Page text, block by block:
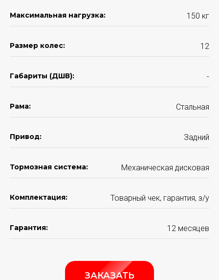
Максимальная нагрузка: 150 кг
Размер колес: 12
Габариты (ДШВ): -
Рама: Стальная
Привод: Задний
Тормозная система: Механическая дисковая
Комплектация: Товарный чек, гарантия, з/у
Гарантия: 12 месяцев
ЗАКАЗАТЬ
И получите подарки
ЭЛЕКТРОСКУТЕР
ВСЕГО ЗА 2 МИНУТЫ